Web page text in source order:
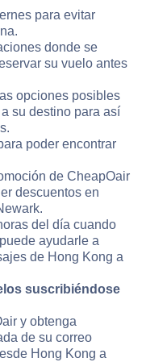
para evitar
donde se
su vuelo antes
opciones posibles
su destino para así
poder encontrar
de CheapOair
descuentos en
del día cuando
ayudarle a
de Hong Kong a
suscribiéndose
y obtenga
de su correo
Hong Kong a